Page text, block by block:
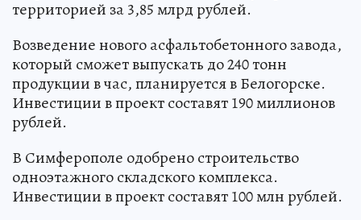
территорией за 3,85 млрд рублей.
Возведение нового асфальтобетонного завода,
который сможет выпускать до 240 тонн
продукции в час, планируется в Белогорске.
Инвестиции в проект составят 190 миллионов
рублей.
В Симферополе одобрено строительство
одноэтажного складского комплекса.
Инвестиции в проект составят 100 млн рублей.